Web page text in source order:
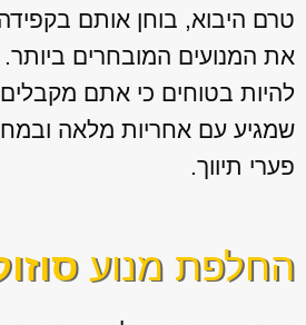
טרם היבוא, בוחן אותם
את המנועים המובחרים
להיות בטוחים כי אתם
שמגיע עם אחריות מלאה
פערי תיווך.
החלפת מנוע